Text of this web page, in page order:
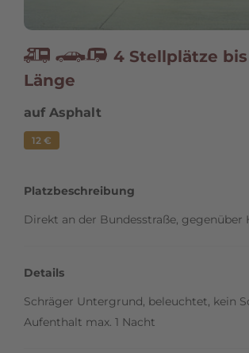
R y 4 Stellplätze bis
Länge
auf Asphalt
12 €
Platzbeschreibung
Direkt an der Bundesstraße, gegenüber
Details
Schräger Untergrund, beleuchtet, kein
Aufenthalt max. 1 Nacht